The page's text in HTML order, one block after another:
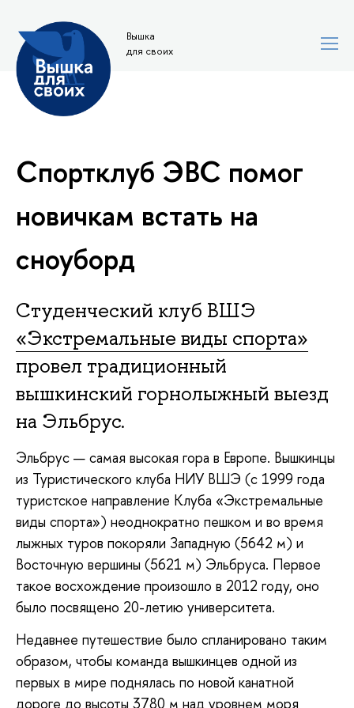
Вышка
для своих
Спортклуб ЭВС помог
новичкам встать на
сноуборд
Студенческий клуб ВШЭ
«Экстремальные виды спорта»
провел традиционный
вышкинский горнолыжный выезд
на Эльбрус.
Эльбрус — самая высокая гора в Европе. Вышкинцы
из Туристического клуба НИУ ВШЭ (с 1999 года
туристское направление Клуба «Экстремальные
виды спорта») неоднократно пешком и во время
лыжных туров покоряли Западную (5642 м) и
Восточную вершины (5621 м) Эльбруса. Первое
такое восхождение произошло в 2012 году, оно
было посвящено 20-летию университета.
Недавнее путешествие было спланировано таким
образом, чтобы команда вышкинцев одной из
первых в мире поднялась по новой канатной
дороге до высоты 3780 м над уровнем моря